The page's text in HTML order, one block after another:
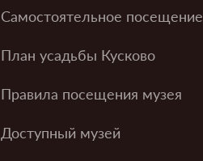
Самостоятельное посещение
План усадьбы Кусково
Правила посещения музея
Доступный музей